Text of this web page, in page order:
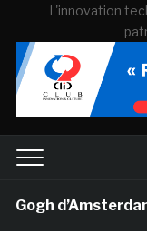
L'innovation
d’Amsterdam